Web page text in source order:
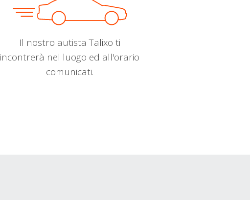
Il nostro autista Talixo ti
incontrerà nel luogo ed all'orario
comunicati.